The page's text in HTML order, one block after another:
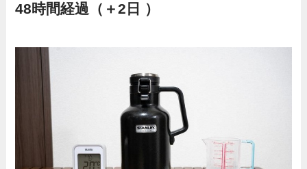
48時間経過（＋2日 ）